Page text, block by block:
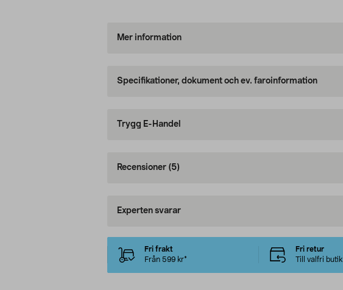
Mer information
Specifikationer, dokument och ev. faroinformation
Trygg E-Handel
Recensioner (5)
Experten svarar
Fri frakt
Från 599 kr*
Fri retur
Till valfri butik